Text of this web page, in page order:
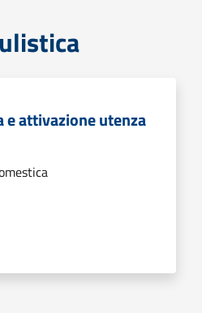
e attivazione utenza